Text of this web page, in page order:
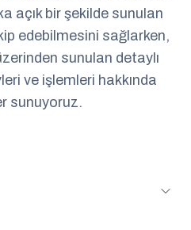
açık bir şekilde sunulan
edebilmesini sağlarken,
sunulan detaylı
ve işlemleri hakkında
sunuyoruz.